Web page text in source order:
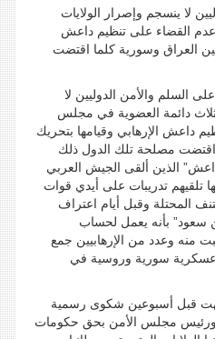
لا ينسجم وإصرار الولايات
عدم القضاء على تنظيم داعش
بين العراق وسورية كلما اقتضت
السلم والأمن الدوليين لا
دائمة العضوية في مجلس
داعش الإرهابي وقيامها بتحريك
اقتضت مصلحة تلك الدول ذلك
الذين ألقى الجيش العربي
تلقيهم تدريبات على أيدي قوات
المحتلة وقبل أيام اعتراف
سعود” بأنه يعمل لحساب
منه وعدد من الإرهابيين جمع
سورية وروسية في
قبل أسبوعين شكوى رسمية
ورئيس مجلس الأمن بحق حكومات